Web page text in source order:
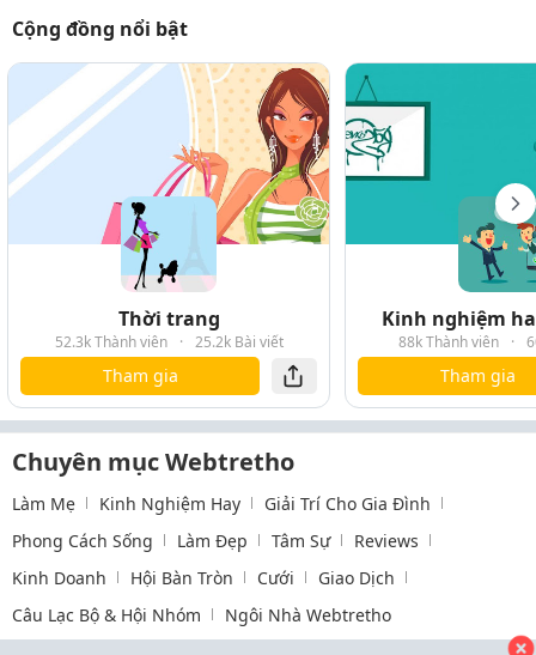
Cộng đồng nổi bật
Thời trang
52.3k Thành viên · 25.2k Bài viết
Tham gia
Kinh nghiệm
88k Thành viên ·
Tham gia
Chuyên mục Webtretho
Làm Mẹ Kinh Nghiệm Hay
Giải Trí Cho Gia Đình
Phong Cách Sống
Làm Đẹp Tâm Sự
Reviews
Kinh Doanh
Hội Bàn Tròn Cưới
Giao Dịch
Câu Lạc Bộ & Hội Nhóm
Ngôi Nhà Webtretho